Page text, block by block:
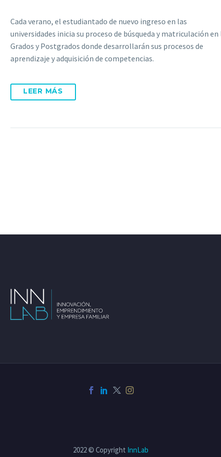
Cada verano, el estudiantado de nuevo ingreso en las
universidades inicia su proceso de búsqueda y matriculación en
Grados y Postgrados donde desarrollarán sus procesos de
aprendizaje y adquisición de competencias.
LEER MÁS
2022 © Copyright InnLab